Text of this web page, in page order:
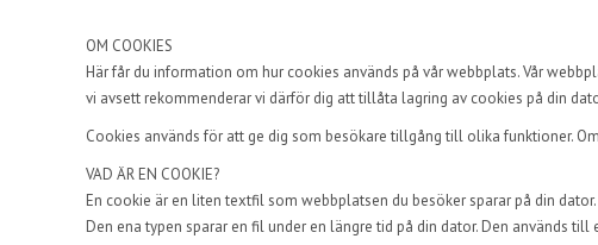
OM COOKIES
Här får du information om hur cookies används på vår webbplats. Vår
vi avsett rekommenderar vi därför dig att tillåta lagring av cookies på din
Cookies används för att ge dig som besökare tillgång till olika funktioner.
VAD ÄR EN COOKIE?
En cookie är en liten textfil som webbplatsen du besöker sparar på din
Den ena typen sparar en fil under en längre tid på din dator. Den används